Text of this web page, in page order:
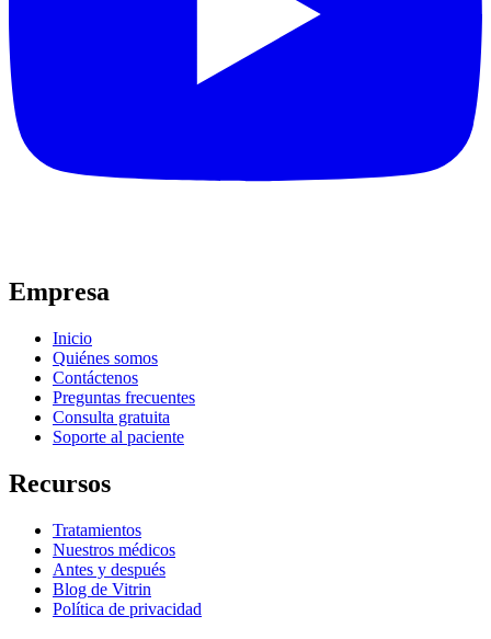
Empresa
Inicio
Quiénes somos
Contáctenos
Preguntas frecuentes
Consulta gratuita
Soporte al paciente
Recursos
Tratamientos
Nuestros médicos
Antes y después
Blog de Vitrin
Política de privacidad